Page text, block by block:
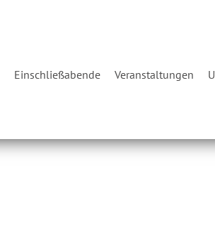
Einschließabende Veranstaltungen